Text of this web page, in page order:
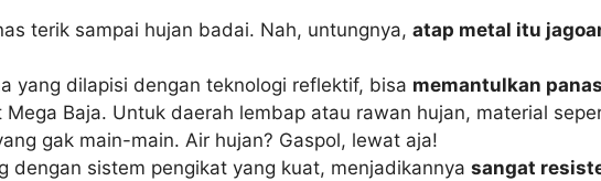
terik sampai hujan badai. Nah, untungnya, atap metal itu
yang dilapisi dengan teknologi reflektif, bisa memantulkan
Baja. Untuk daerah lembap atau rawan hujan, material
gak main-main. Air hujan? Gaspol, lewat aja!
dengan sistem pengikat yang kuat, menjadikannyasangat